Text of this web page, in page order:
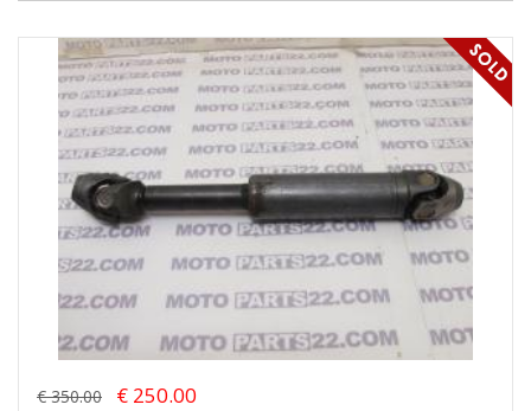
€ 350.00 € 250.00